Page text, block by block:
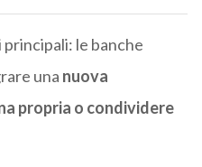
le banche
una nuova
propria o condividere